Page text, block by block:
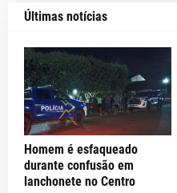
Últimas notícias
Homem é esfaqueado
durante confusão em
lanchonete no Centro